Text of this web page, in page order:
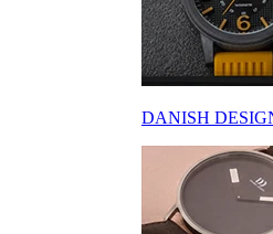
DANISH